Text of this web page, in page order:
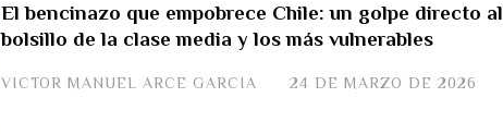
El bencinazo que empobrece Chile: un golpe directo al
bolsillo de la clase media y los más vulnerables
VICTOR MANUEL ARCE GARCIA 24 DE MARZO DE 2026